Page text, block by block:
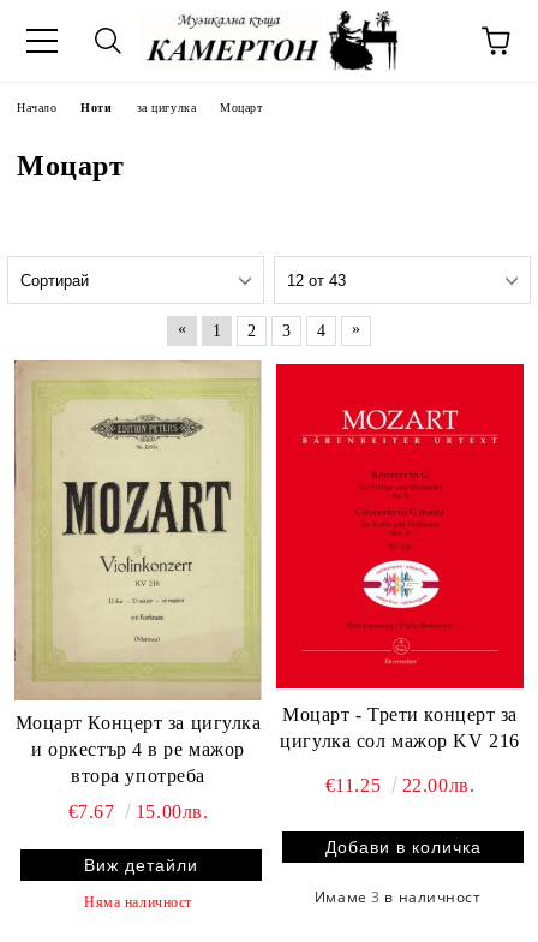
Начало Ноти за цигулка Моцарт
Моцарт
« 1 2 3 4 »
Моцарт Концерт за цигулка
и оркестър 4 в ре мажор
втора употреба
€7.67
15.00лв.
Виж детайли
Няма наличност
Моцарт - Трети концерт за
цигулка сол мажор KV 216
€11.25 22.00лв.
Имаме3 в наличност